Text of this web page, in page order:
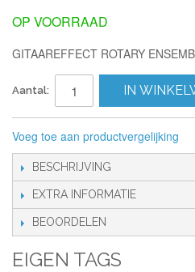
OP VOORRAAD
GITAAREFFECT ROTARY
Aantal: IN
Voeg toe aan productvergelijking
BESCHRIJVING
EXTRA INFORMATIE
BEOORDELEN
EIGEN TAGS